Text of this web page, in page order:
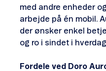
med andre enheder
arbejde på én mobil.
der ønsker enkel
og ro i sindet i
Fordele ved Doro